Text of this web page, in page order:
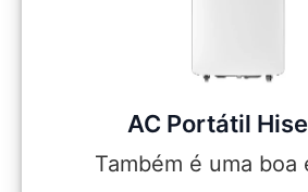
AC Portátil
Também é uma boa